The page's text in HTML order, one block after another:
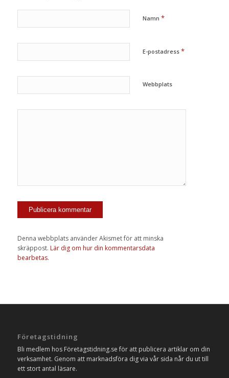
Namn *
E-postadress *
Webbplats
Denna webbplats använder Akismet för att minska
skräppost. Lär dig om hur din kommentarsdata
bearbetas.
Företagstidning
Bli medlem hos Företagstidning.se för att publicera artiklar om din
verksamhet. Genom att marknadsföra dig via vår sida når du ut till
ett stort antal läsare.